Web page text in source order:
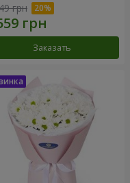
грн
Заказать